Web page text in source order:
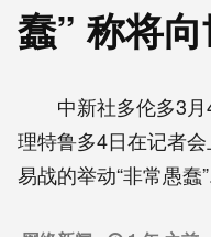
蠢” 称将
中新社多伦多3月4
理特鲁多4日在记者
易战的举动“非常愚蠢